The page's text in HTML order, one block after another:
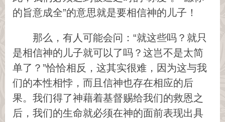
的旨意成全”的意思就是要相信神的儿子！
那么，有人可能会问：“就这些吗？就只
是相信神的儿子就可以了吗？这岂不是太简
单了？”恰恰相反，这其实很难，因为这与我
们的本性相悖，而且信神也存在相应的后
果。我们得了神藉着基督赐给我们的救恩之
后，我们的生命就必须在神的面前表现出具